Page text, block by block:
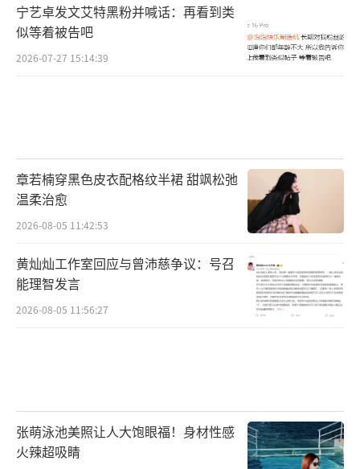
宁艺卓发文艾特黑粉并喊话：再看到类
似等着被告吧
2026-07-27 15:14:39
章若楠穿黑色皮衣配格纹半裙 甜飒松弛
温柔治愈
2026-08-05 11:42:53
黄灿灿工作室回应与曾沛慈争议：号召
能理智发言
2026-08-05 11:56:27
张萌泳池美照让人大饱眼福！身材性感
火辣超吸睛